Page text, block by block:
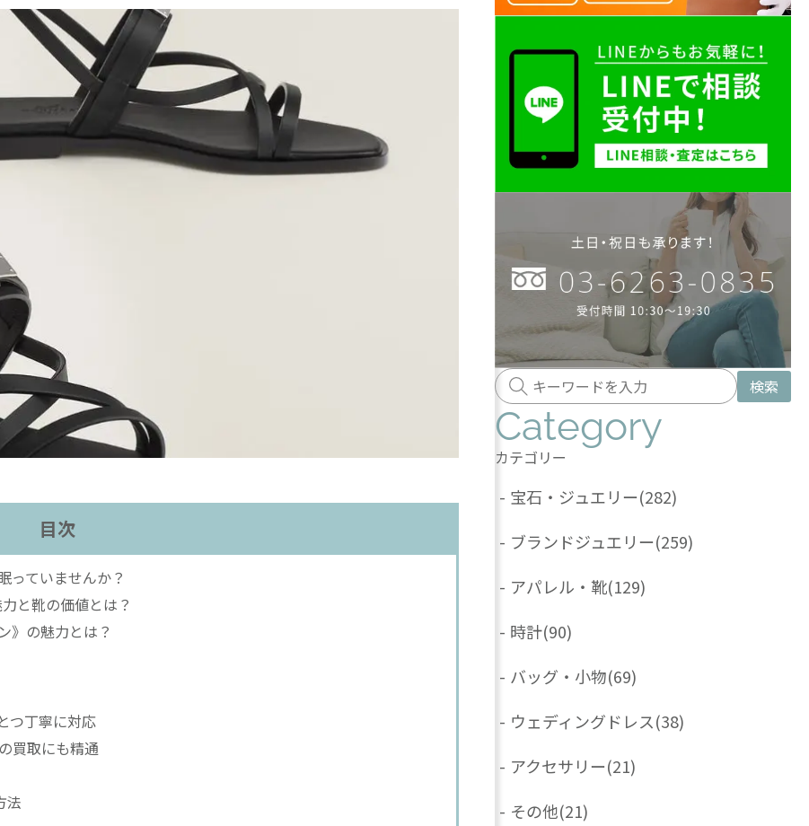
目次
っていませんか？
と靴の価値とは？
》の魅力とは？
つ丁寧に対応
買取にも精通
法
検索
Category
カテゴリー
- 宝石・ジュエリー(282)
- ブランドジュエリー(259)
- アパレル・靴(129)
- 時計(90)
- バッグ・小物(69)
- ウェディングドレス(38)
- アクセサリー(21)
- その他(21)